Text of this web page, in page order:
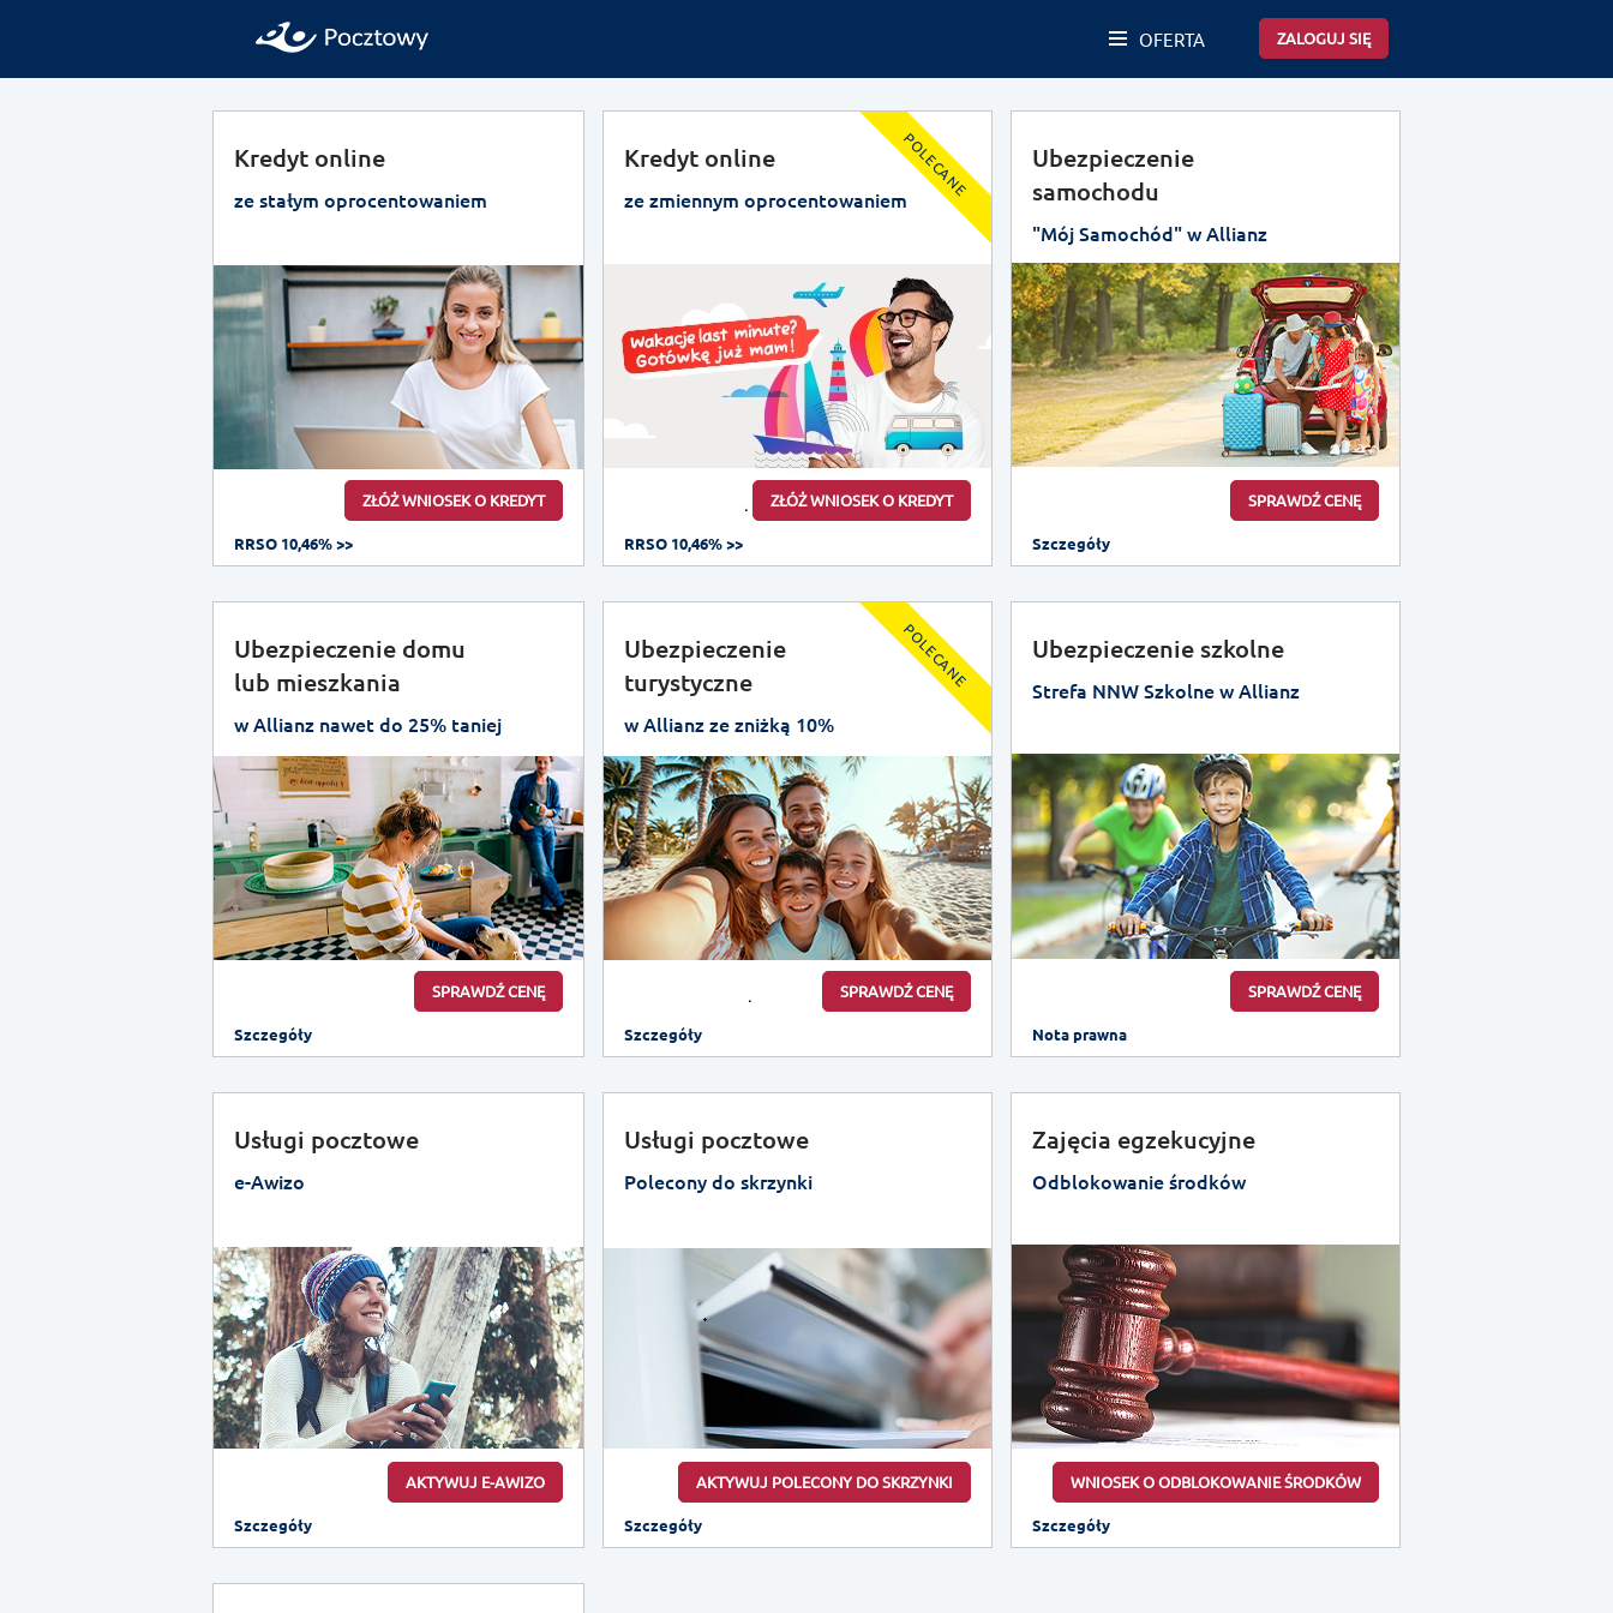
ZALOGUJ SIĘ
OFERTA
Kredyt online
ze stałym oprocentowaniem
ZŁÓŻ WNIOSEK O KREDYT
RRSO 10,46% >>
POLECANE
Kredyt online
ze zmiennym oprocentowaniem
ZŁÓŻ WNIOSEK O KREDYT
RRSO 10,46% >>
Ubezpieczenie
samochodu
"Mój Samochód" w Allianz
SPRAWDŹ CENĘ
Szczegóły
Ubezpieczenie domu
lub mieszkania
w Allianz nawet do 25% taniej
SPRAWDŹ CENĘ
Szczegóły
POLECANE
Ubezpieczenie
turystyczne
w Allianz ze zniżką 10%
SPRAWDŹ CENĘ
Szczegóły
Ubezpieczenie szkolne
Strefa NNW Szkolne w Allianz
SPRAWDŹ CENĘ
Nota prawna
Usługi pocztowe
e-Awizo
AKTYWUJ E-AWIZO
Szczegóły
Usługi pocztowe
Polecony do skrzynki
AKTYWUJ POLECONY DO SKRZYNKI
Szczegóły
Zajęcia egzekucyjne
Odblokowanie środków
WNIOSEK O ODBLOKOWANIE ŚRODKÓW
Szczegóły